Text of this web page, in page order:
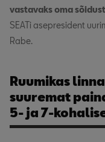
vastavaks oma
SEATi asepresident
Rabe.
Ruumikas
suuremat
5- ja 7-